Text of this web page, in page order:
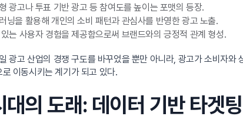
광고나 투표 기반 광고 등 참여도를 높이는 포맷의 등장.
닝을 활용해 개인의 소비 패턴과 관심사를 반영한 광고 노출.
는 사용자 경험을 제공함으로써 브랜드와의 긍정적 관계 형성.
광고 산업의 경쟁 구도를 바꾸었을 뿐만 아니라, 광고가 소비자
이동시키는 계기가 되고 있다.
의 도래: 데이터 기반 타겟